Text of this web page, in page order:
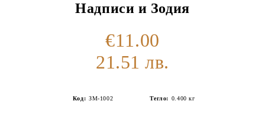
Надписи и Зодия
€11.00
21.51 лв.
Код: ЗМ-1002 Тегло: 0.400 кг